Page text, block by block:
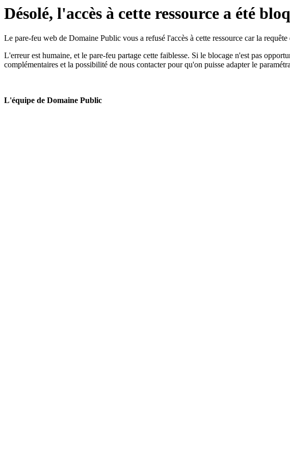
Désolé, l'accès à cette ressource a été
Le pare-feu web de Domaine Public vous a refusé l'accès à cette ressource car la
L'erreur est humaine, et le pare-feu partage cette faiblesse. Si le blocage n'est pas
complémentaires et la possibilité de nous contacter pour qu'on puisse adapter le
L'équipe de Domaine Public